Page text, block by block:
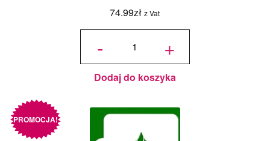
74.99zł z Vat
-
ilość
do
dekoracji
29,6x19,7
cm -
JUICY
Słodki
Bufet
+
Dodaj do koszyka
PROMOCJA!